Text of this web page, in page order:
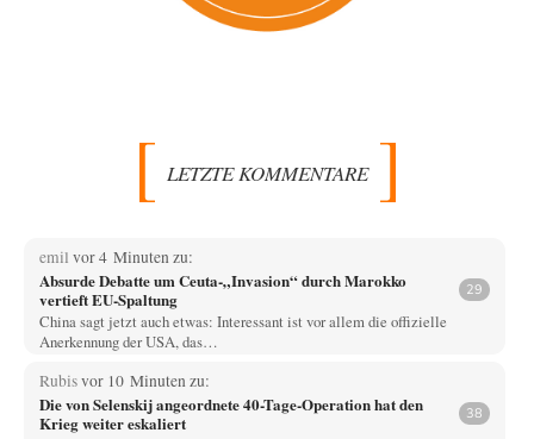
LETZTE KOMMENTARE
emil vor 4 Minuten zu:
Absurde Debatte um Ceuta-„Invasion“ durch Marokko
vertieft EU-Spaltung
29
China sagt jetzt auch etwas: Interessant ist vor allem die offizielle
Anerkennung der USA, das…
Rubisvor 10 Minuten zu:
Die von Selenskij angeordnete 40-Tage-Operation hat den
Krieg weiter eskaliert
38